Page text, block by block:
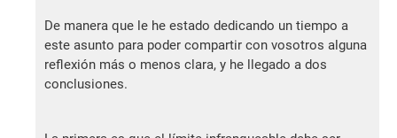
De manera que le he estado dedicando un tiempo a
este asunto para poder compartir con vosotros alguna
reflexión más o menos clara, y he llegado a dos
conclusiones.